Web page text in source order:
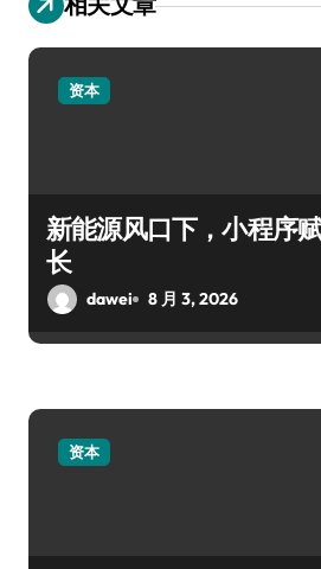
资本
新能源风口下，小程序
长
dawei 8 月 3, 2026
资本